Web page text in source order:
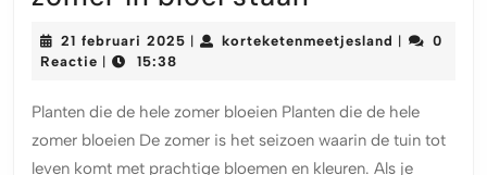
planten
die
hele
zomer
21 februari 2025 21
korteketenmeetjesland
0
Reactie
15:38
Planten die de hele zomer bloeien Planten die de hele
zomer bloeien De zomer is het seizoen waarin de tuin tot
leven komt met prachtige bloemen en kleuren. Als je